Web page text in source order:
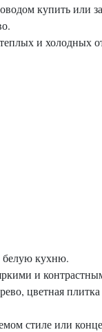
купить или
и холодных
белую кухню.
и
цветная
стиле или